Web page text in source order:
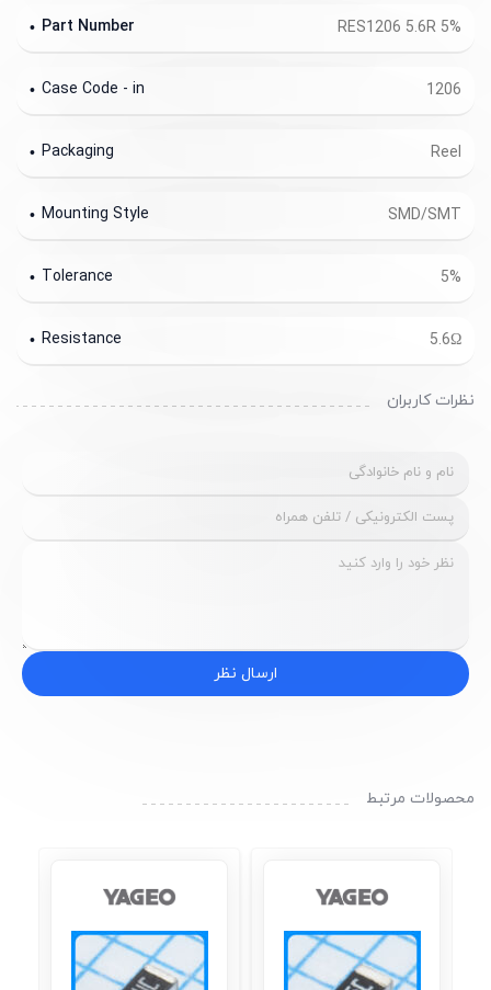
RES1206 5.6R 5%
Part Number
1206
Case Code - in
Reel
Packaging
SMD/SMT
Mounting Style
5%
Tolerance
5.6Ω
Resistance
نظرات کاربران
ارسال نظر
محصولات مرتبط